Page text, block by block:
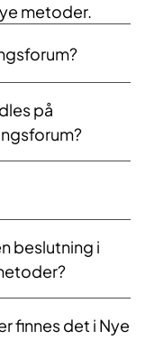
metoder.
på
beslutning i
finnes det i Nye